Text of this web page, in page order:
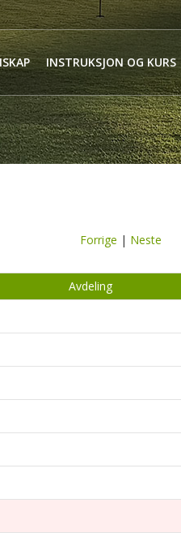
INSTRUKSJON OG KURS
Forrige | Neste
Avdeling